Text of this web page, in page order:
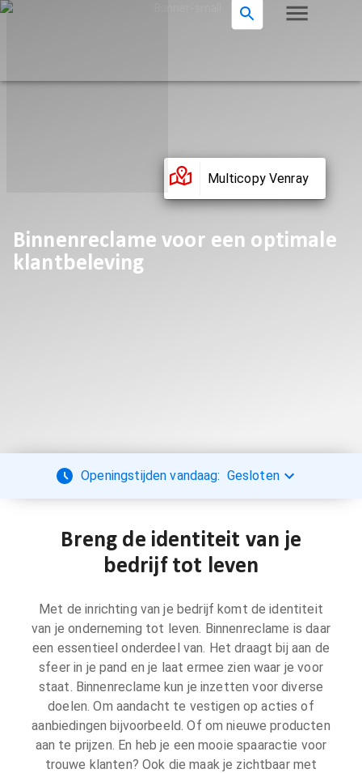
Multicopy Venray
Binnenreclame voor een optimale
klantbeleving
Openingstijden vandaag: Gesloten
Breng de identiteit van je
bedrijf tot leven
Met de inrichting van je bedrijf komt de identiteit
van je onderneming tot leven. Binnenreclame is daar
een essentieel onderdeel van. Het draagt bij aan de
sfeer in je pand en je laat ermee zien waar je voor
staat. Binnenreclame kun je inzetten voor diverse
doelen. Om aandacht te vestigen op acties of
aanbiedingen bijvoorbeeld. Of om nieuwe producten
aan te prijzen. En heb je een mooie spaaractie voor
trouwe klanten? Ook die maak je zichtbaar met